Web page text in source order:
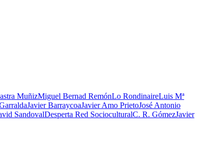
MuñizMiguel Bernad RemónLo RondinaireLuis Mª
Javier BarraycoaJavier Amo PrietoJosé Antonio
SandovalDesperta Red SocioculturalC. R. GómezJavier